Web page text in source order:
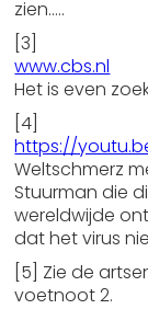
zien…..
[3]
www.cbs.nl
Het is even
[4]
https://
Weltschmerz
Stuurman die
wereldwijde
dat het virus
[5] Zie de
voetnoot 2.